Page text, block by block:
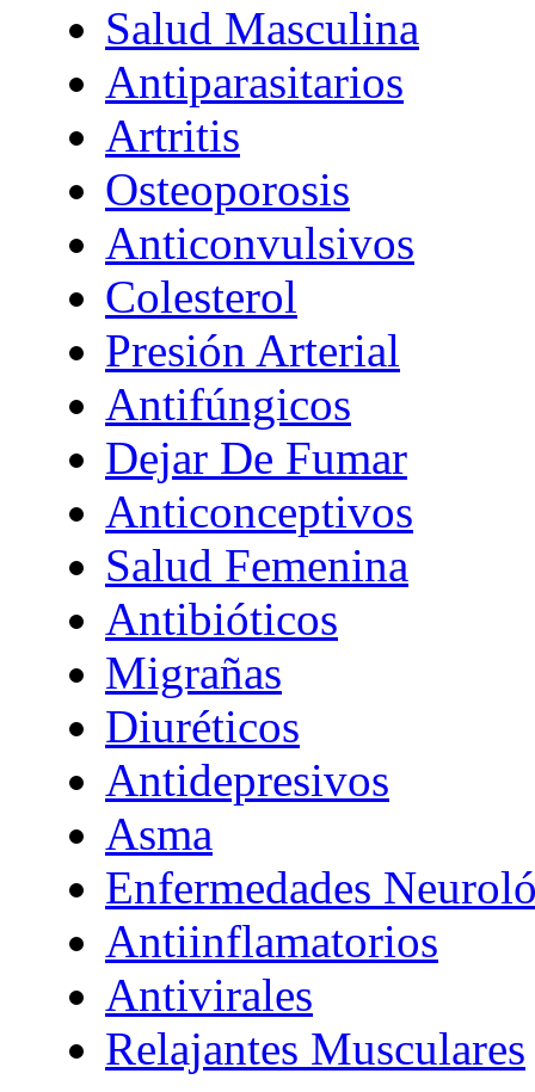
Salud Masculina
Antiparasitarios
Artritis
Osteoporosis
Anticonvulsivos
Colesterol
Presión Arterial
Antifúngicos
Dejar De Fumar
Anticonceptivos
Salud Femenina
Antibióticos
Migrañas
Diuréticos
Antidepresivos
Asma
Enfermedades
Antiinflamatorios
Antivirales
Relajantes Musculares